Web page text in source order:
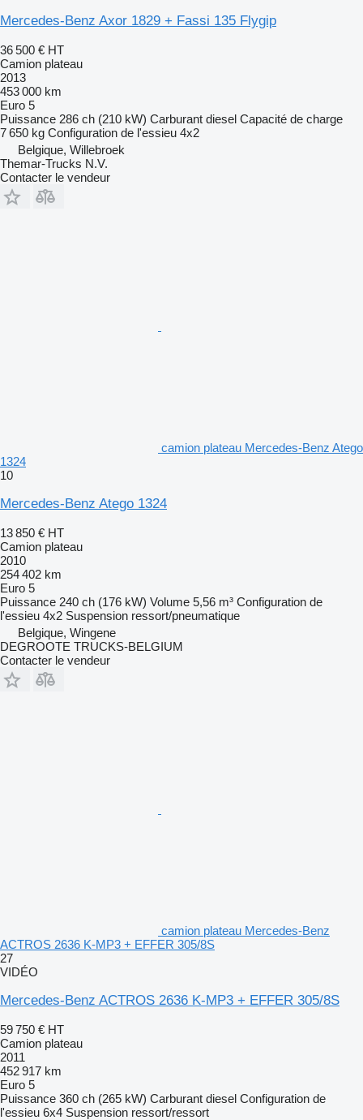
Mercedes-Benz Axor 1829 + Fassi 135 Flygip
36 500 € HT
Camion plateau
2013
453 000 km
Euro 5
Puissance 286 ch (210 kW) Carburant diesel Capacité de charge
7 650 kg Configuration de l'essieu 4x2
Belgique, Willebroek
Themar-Trucks N.V.
Contacter le vendeur
camion plateau Mercedes-Benz Atego
1324
10
Mercedes-Benz Atego 1324
13 850 € HT
Camion plateau
2010
254 402 km
Euro 5
Puissance 240 ch (176 kW) Volume 5,56 m³ Configuration de
l'essieu 4x2 Suspension ressort/pneumatique
Belgique, Wingene
DEGROOTE TRUCKS-BELGIUM
Contacter le vendeur
camion plateau Mercedes-Benz
ACTROS 2636 K-MP3 + EFFER 305/8S
27
VIDÉO
Mercedes-Benz ACTROS 2636 K-MP3 + EFFER 305/8S
59 750 € HT
Camion plateau
2011
452 917 km
Euro 5
Puissance 360 ch (265 kW) Carburant diesel Configuration de
l'essieu 6x4 Suspension ressort/ressort